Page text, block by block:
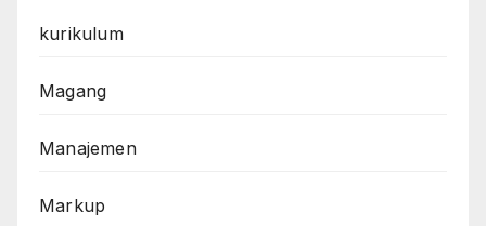
kurikulum
Magang
Manajemen
Markup